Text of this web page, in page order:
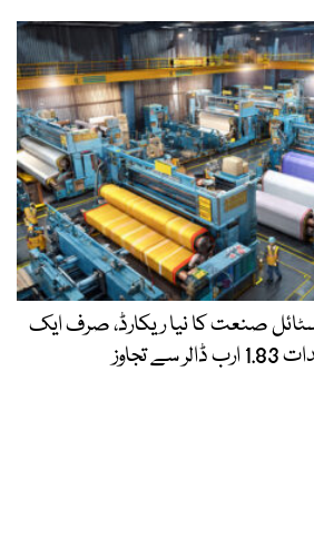
صنعت کا نیا ریکارڈ، صرف ایک
تجاوز